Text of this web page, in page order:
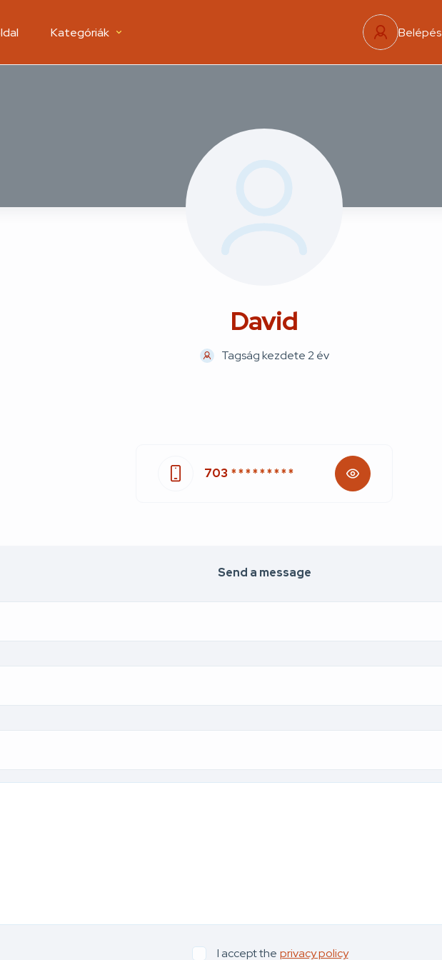
Kategóriák Belépés
David
Tagság kezdete 2 év
703 * * * * * * * * *
Send a message
I accept the privacy policy